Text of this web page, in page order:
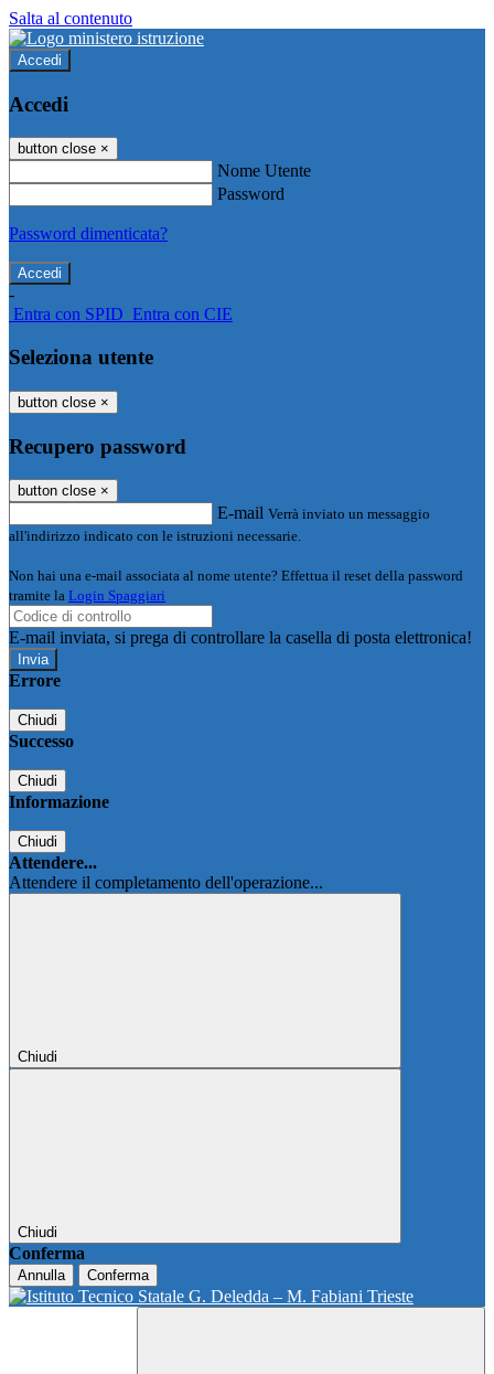
Salta al contenuto
Accedi
Accedi
button close ×
Nome Utente
Password
Password dimenticata?
-
Entra con SPID Entra con CIE
Seleziona utente
button close ×
Recupero password
button close ×
E-mail Verrà inviato un messaggio
all'indirizzo indicato con le istruzioni necessarie.
Non hai una e-mail associata al nome utente? Effettua il reset della password
tramite la Login Spaggiari
E-mail inviata, si prega di controllare la casella di posta elettronica!
Errore
Chiudi
Successo
Chiudi
Informazione
Chiudi
Attendere...
Attendere il completamento dell'operazione...
Chiudi
Chiudi
Conferma
Annulla Conferma